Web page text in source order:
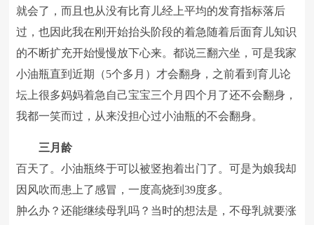
就会了，而且也从没有比育儿经上平均的发育指标落后
过，也因此我在刚开始抬头阶段的着急随着后面育儿知识
的不断扩充开始慢慢放下心来。都说三翻六坐，可是我家
小油瓶直到近期（5个多月）才会翻身，之前看到育儿论
坛上很多妈妈着急自己宝宝三个月四个月了还不会翻身，
我都一笑而过，从来没担心过小油瓶的不会翻身。
三月龄
百天了。小油瓶终于可以被竖抱着出门了。可是为娘我却
因风吹而患上了感冒，一度高烧到39度多。
肿么办？还能继续母乳吗？当时的想法是，不母乳就要涨